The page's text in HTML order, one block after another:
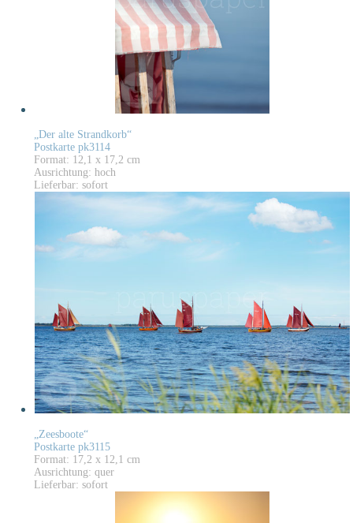
„Der alte Strandkorb“
Postkarte pk3114
Format: 12,1 x 17,2 cm
Ausrichtung: hoch
Lieferbar: sofort
„Zeesboote“
Postkarte pk3115
Format: 17,2 x 12,1 cm
Ausrichtung: quer
Lieferbar: sofort